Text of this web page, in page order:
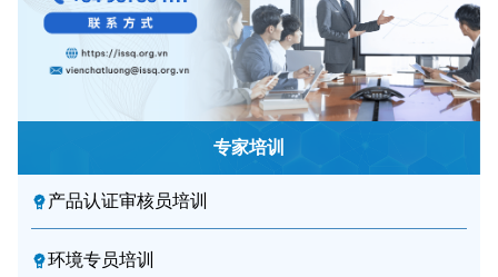
专家培训
产品认证审核员培训
环境专员培训